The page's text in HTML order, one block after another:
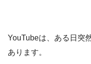
YouTubeは、ある日突
あります。